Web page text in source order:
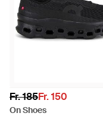
Fr. 185Fr. 150
On Shoes